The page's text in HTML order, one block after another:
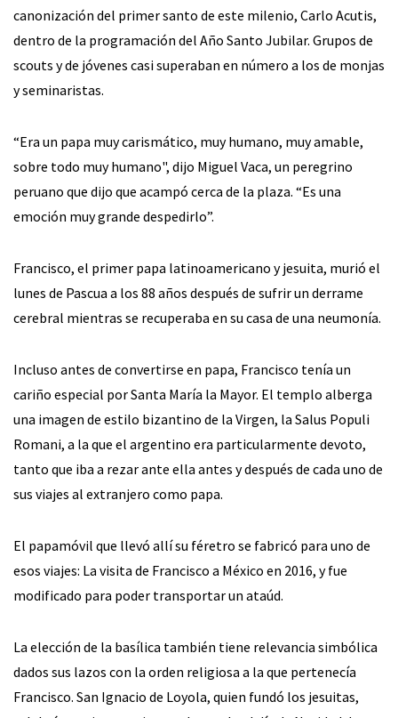
canonización del primer santo de este milenio, Carlo Acutis,
dentro de la programación del Año Santo Jubilar. Grupos de
scouts y de jóvenes casi superaban en número a los de monjas
y seminaristas.
“Era un papa muy carismático, muy humano, muy amable,
sobre todo muy humano", dijo Miguel Vaca, un peregrino
peruano que dijo que acampó cerca de la plaza. “Es una
emoción muy grande despedirlo”.
Francisco, el primer papa latinoamericano y jesuita, murió el
lunes de Pascua a los 88 años después de sufrir un derrame
cerebral mientras se recuperaba en su casa de una neumonía.
Incluso antes de convertirse en papa, Francisco tenía un
cariño especial por Santa María la Mayor. El templo alberga
una imagen de estilo bizantino de la Virgen, la Salus Populi
Romani, a la que el argentino era particularmente devoto,
tanto que iba a rezar ante ella antes y después de cada uno de
sus viajes al extranjero como papa.
El papamóvil que llevó allí su féretro se fabricó para uno de
esos viajes: La visita de Francisco a México en 2016, y fue
modificado para poder transportar un ataúd.
La elección de la basílica también tiene relevancia simbólica
dados sus lazos con la orden religiosa a la que pertenecía
Francisco. San Ignacio de Loyola, quien fundó los jesuitas,